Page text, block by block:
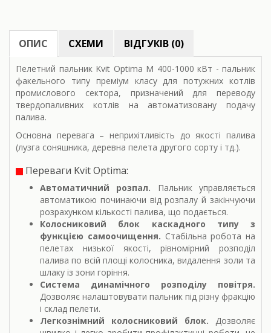
ОПИС СХЕМИ ВІДГУКІВ (0)
Пелетний пальник Kvit Optima M 400-1000 кВт - пальник
факельного типу преміум класу для потужних котлів
промислового сектора, призначений для переводу
твердопаливних котлів на автоматизовану подачу
палива.
Основна перевага – неприхітливість до якості палива
(лузга соняшника, деревна пелета другого сорту і тд.).
Переваги Kvit Optima:
Автоматичний розпал. Пальник управляється
автоматикою починаючи від розпалу й закінчуючи
розрахунком кількості палива, що подається.
Колосниковий блок каскадного типу з
функцією самоочищення. Стабільна робота на
пелетах низької якості, рівномірний розподіл
палива по всій площі колосника, видалення золи та
шлаку із зони горіння.
Система динамічного розподілу повітря.
Дозволяє налаштовувати пальник під різну фракцію
і склад пелети.
Легкознімний колосниковий блок. Дозволяє